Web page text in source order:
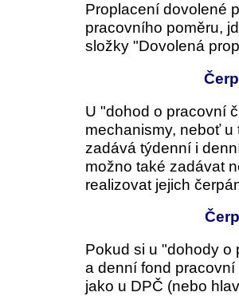
Proplacení dovolené
pracovního poměru,
složky "Dovolená
U "dohod o pracovní
mechanismy, neboť
zadává týdenní i
možno také zadávat
realizovat jejich
Pokud si u "dohody o
a denní fond
jako u DPČ (nebo